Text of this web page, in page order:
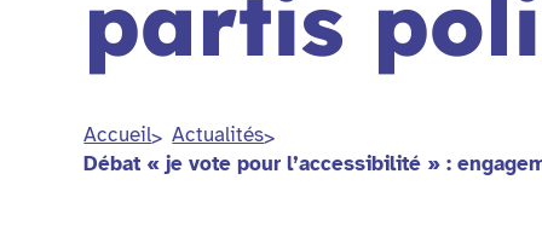
partis
Accueil
Actualités
Débat « je vote pour l’accessibilité » :